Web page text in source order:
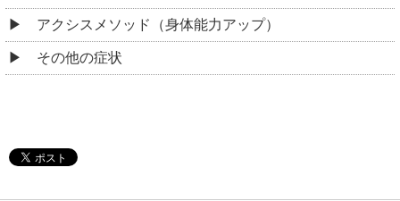
アクシスメソッド（身体能力アップ）
その他の症状